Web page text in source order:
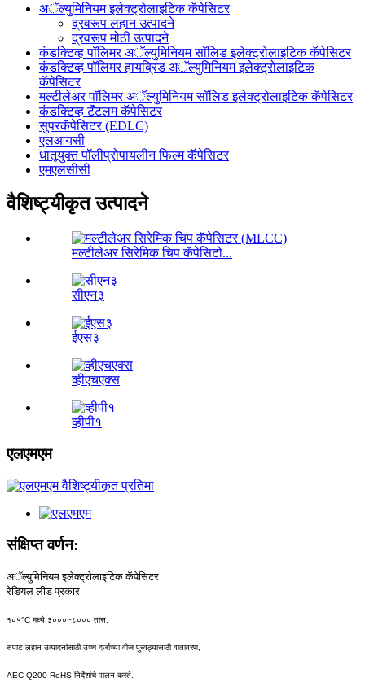
अॅल्युमिनियम इलेक्ट्रोलाइटिक कॅपेसिटर
द्रवरूप लहान उत्पादने
द्रवरूप मोठी उत्पादने
कंडक्टिव्ह पॉलिमर अॅल्युमिनियम सॉलिड इलेक्ट्रोलाइटिक कॅपेसिटर
कंडक्टिव्ह पॉलिमर हायब्रिड अॅल्युमिनियम इलेक्ट्रोलाइटिक
कॅपेसिटर
मल्टीलेअर पॉलिमर अॅल्युमिनियम सॉलिड इलेक्ट्रोलाइटिक कॅपेसिटर
कंडक्टिव्ह टॅंटलम कॅपेसिटर
सुपरकॅपेसिटर (EDLC)
एलआयसी
धातूयुक्त पॉलीप्रोपायलीन फिल्म कॅपेसिटर
एमएलसीसी
वैशिष्ट्यीकृत उत्पादने
मल्टीलेअर सिरेमिक चिप कॅपेसिटो...
सीएन३
ईएस३
व्हीएचएक्स
व्हीपी१
एलएमएम
संक्षिप्त वर्णन:
अॅल्युमिनियम इलेक्ट्रोलाइटिक कॅपेसिटर
रेडियल लीड प्रकार
१०५°C मध्ये ३०००~८००० तास,
सपाट लहान उत्पादनांसाठी उच्च दर्जाच्या वीज पुरवठ्यासाठी वातावरण,
AEC-Q200 RoHS निर्देशांचे पालन करते.